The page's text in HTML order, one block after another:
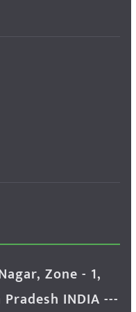
Zone - 1,
INDIA ---